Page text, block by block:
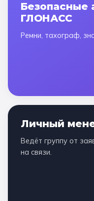
Безопасные
ГЛОНАСС
Ремни, тахограф,
Личный
Ведёт группу от
на связи.